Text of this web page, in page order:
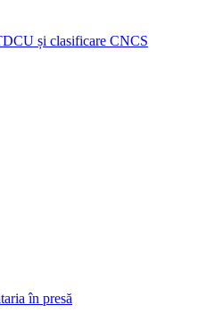
și clasificare CNCS
în presă